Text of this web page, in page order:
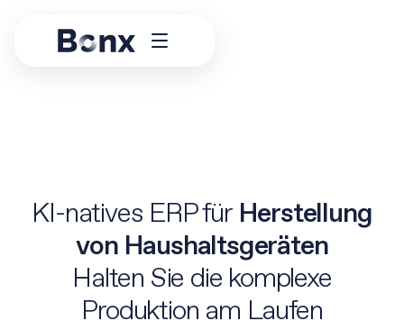
KI-natives ERP für Herstellung
von Haushaltsgeräten
Halten Sie die komplexe
Produktion am Laufen